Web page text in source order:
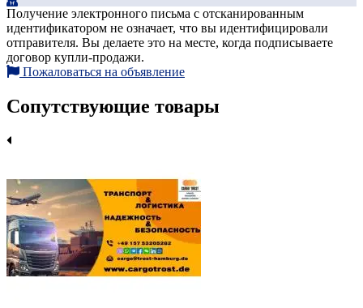
Получение электронного письма с отсканированным
идентификатором не означает, что вы идентифицировали
отправителя. Вы делаете это на месте, когда подписываете
договор купли-продажи.
Пожаловаться на объявление
Сопутствующие товары